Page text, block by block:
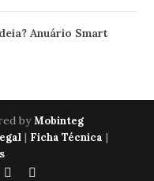
Anuário Smart
byMobinteg
| Ficha Técnica |